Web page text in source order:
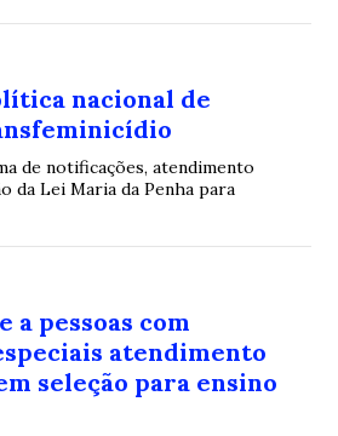
nacional de
de notificações, atendimento
da Lei Maria da Penha para
a pessoas com
atendimento
seleção para ensino